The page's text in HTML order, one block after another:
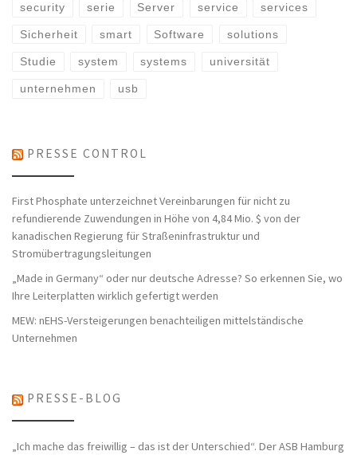
security serie Server service services
Sicherheit smart Software solutions
Studie system systems universität
unternehmen usb
PRESSE CONTROL
First Phosphate unterzeichnet Vereinbarungen für nicht zu
refundierende Zuwendungen in Höhe von 4,84 Mio. $ von der
kanadischen Regierung für Straßeninfrastruktur und
Stromübertragungsleitungen
„Made in Germany“ oder nur deutsche Adresse? So erkennen Sie, wo
Ihre Leiterplatten wirklich gefertigt werden
MEW: nEHS-Versteigerungen benachteiligen mittelständische
Unternehmen
PRESSE-BLOG
„Ich mache das freiwillig – das ist der Unterschied“. Der ASB Hamburg